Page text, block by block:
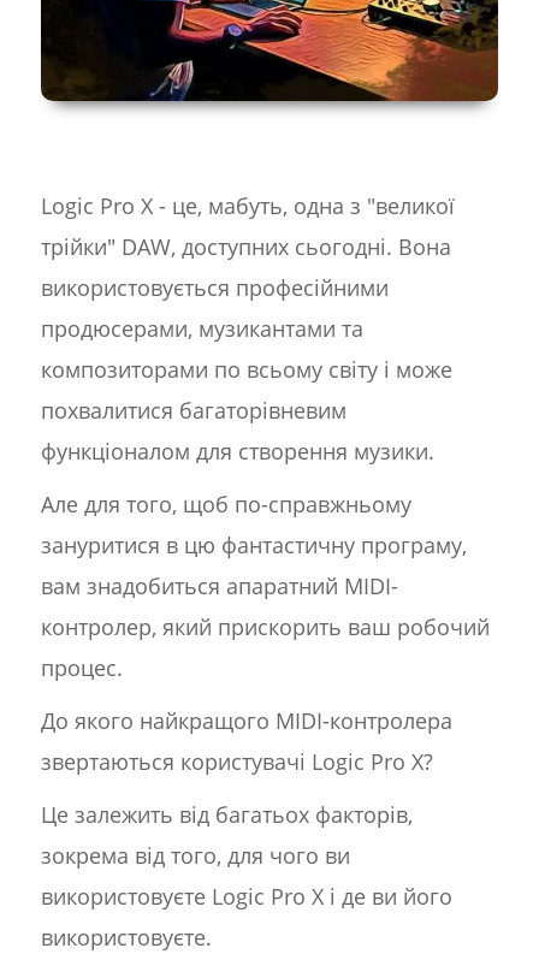
Logic Pro X - це, мабуть, одна з "великої
трійки" DAW, доступних сьогодні. Вона
використовується професійними
продюсерами, музикантами та
композиторами по всьому світу і може
похвалитися багаторівневим
функціоналом для створення музики.
Але для того, щоб по-справжньому
зануритися в цю фантастичну програму,
вам знадобиться апаратний MIDI-
контролер, який прискорить ваш робочий
процес.
До якого найкращого MIDI-контролера
звертаються користувачі Logic Pro X?
Це залежить від багатьох факторів,
зокрема від того, для чого ви
використовуєте Logic Pro X і де ви його
використовуєте.